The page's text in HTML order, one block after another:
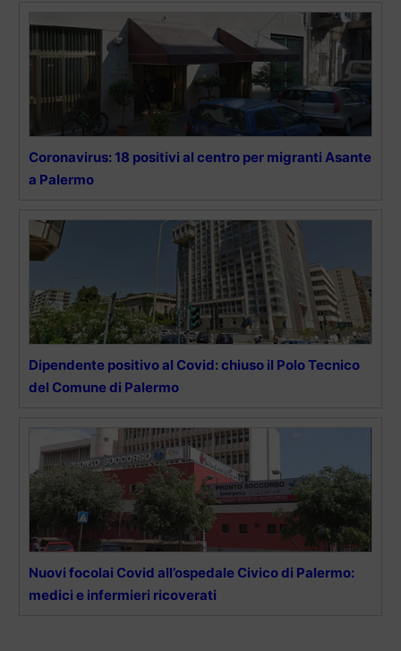
Coronavirus: 18 positivi al centro per migranti Asante
a Palermo
Dipendente positivo al Covid: chiuso il Polo Tecnico
del Comune di Palermo
Nuovi focolai Covid all’ospedale Civico di Palermo:
medici e infermieri ricoverati